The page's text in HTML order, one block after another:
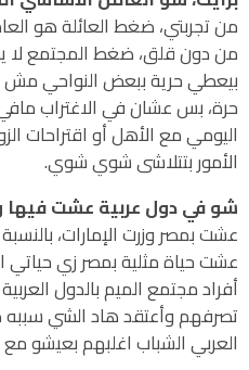
من تجربتي، ضغط العائلة هو
من دون قلق، ضغط المجتمع لا
بيعطي حرية ببعض النواحي
حرة، بس عشان في الاغتراب
اليومي مع الأهل أو اقتراحات
الأمور بتتلاشى شوي شوي.
شو في دول عربية عشت فيها
عشت بمصر وزرت الإمارات،
عشت حياة مثلية بمصر زي حياتي
أفراد مجتمع الميم بالدول
تصرفهم وأعتقد هاد الشي
العربي الشباب اغلبهم بعيشو